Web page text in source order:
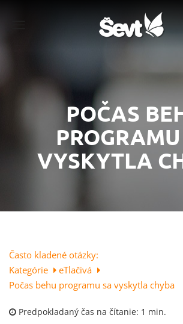
POČAS
VYSKYTLA
Často kladené otázky:
Kategórie
eTlačivá
Počas behu programu sa vyskytla chyba
Predpokladaný čas na čítanie: 1 min.